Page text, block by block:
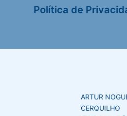
Política de
ARTUR
CERQUILHO